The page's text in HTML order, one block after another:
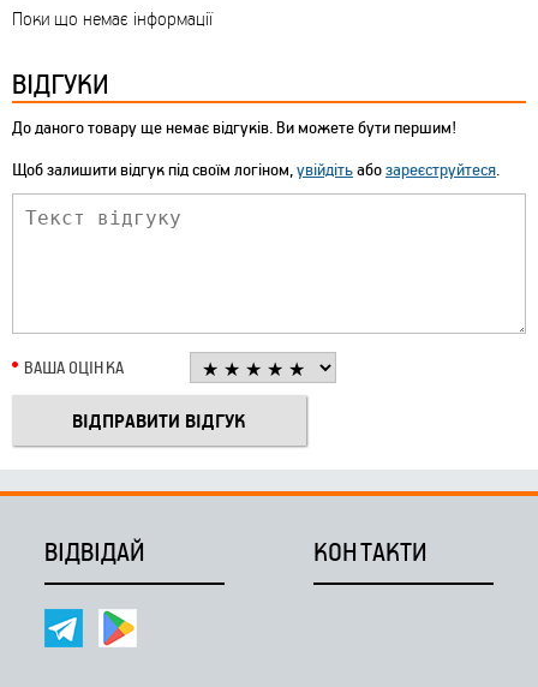
Поки що немає інформації
ВІДГУКИ
До даного товару ще немає відгуків. Ви можете бути першим!
Щоб залишити відгук під своїм логіном,увійдітьабозареєструйтеся.
ВАША ОЦІНКА
ВІДВІДАЙ КОНТАКТИ